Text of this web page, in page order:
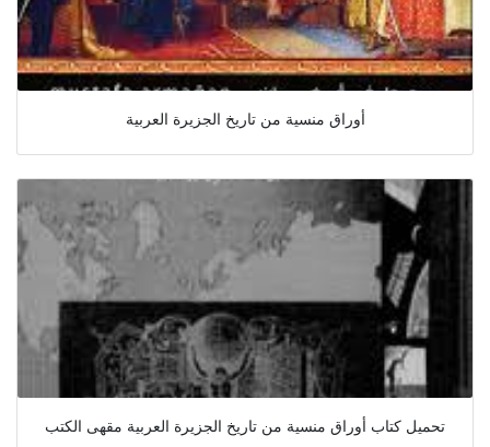
أوراق منسية من تاريخ الجزيرة العربية
تحميل كتاب أوراق منسية من تاريخ الجزيرة العربية مقهى الكتب